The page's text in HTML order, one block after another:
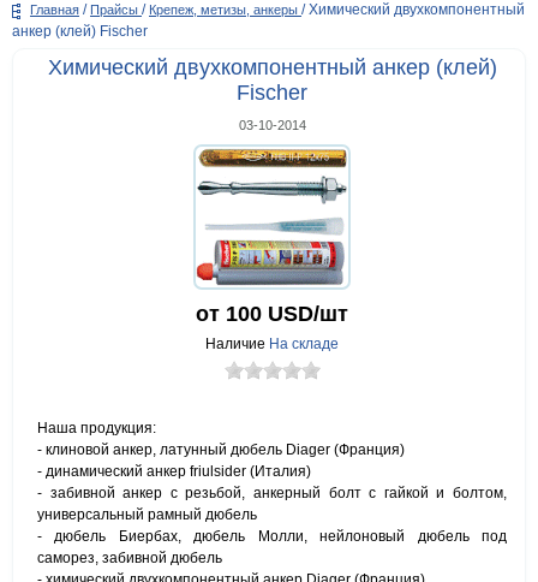
Главная / Прайсы / Крепеж, метизы, анкеры / Химический двухкомпонентный
анкер (клей) Fischer
Химический двухкомпонентный анкер (клей)
Fischer
03-10-2014
от 100 USD/шт
Наличие На складе
Наша продукция:
- клиновой анкер, латунный дюбель Diager (Франция)
- динамический анкер friulsider (Италия)
- забивной анкер с резьбой, анкерный болт с гайкой и болтом,
универсальный рамный дюбель
- дюбель Биербах, дюбель Молли, нейлоновый дюбель под
саморез, забивной дюбель